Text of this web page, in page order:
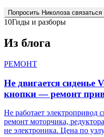
Попросить Николоза
10Гиды и разборы
Из блога
РЕМОНТ
Не двигается сиденье
кнопки — ремонт
Не работает электропривод
ремонт моторчика,
не электроника. Цена по